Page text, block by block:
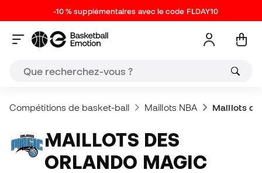
-10 % supplémentaires avec le code FLDAY10
Compétitions de basket-ball Maillots NBA Maillots
MAILLOTS DES
ORLANDO MAGIC